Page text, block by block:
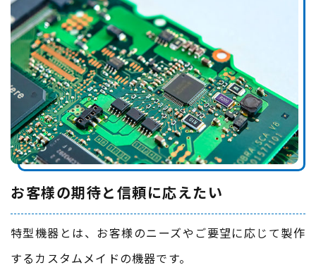
お客様の期待と信頼に応えたい
特型機器とは、お客様のニーズやご要望に応じて製作
するカスタムメイドの機器です。